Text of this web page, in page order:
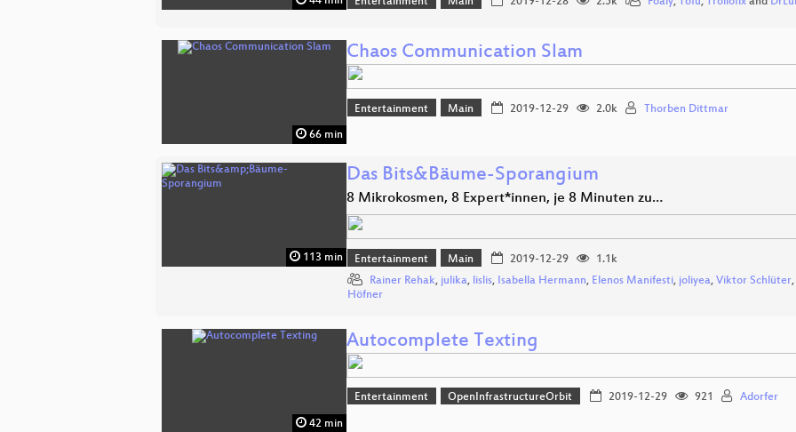
66 min
Chaos Communication Slam
Entertainment Main 2019-12-29 2.0k Thorben Dittmar
113 min
Das Bits&Bäume-Sporangium
8 Mikrokosmen, 8 Expert*innen, je 8 Minuten zu…
Entertainment Main 2019-12-29
1.1k
Rainer Rehak, julika, lislis, Isabella Hermann, Elenos Manifesti, joliyea, Viktor Schlüter,
Höfner
42 min
Autocomplete Texting
Entertainment OpenInfrastructureOrbit 2019-12-29 921 Adorfer